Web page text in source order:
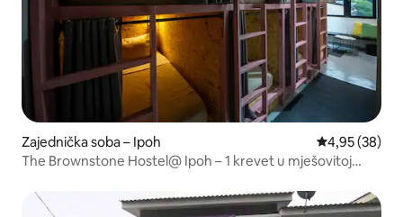
Zajednička soba – Ipoh Prosječna
4,95 (38)
The Brownstone Hostel@ Ipoh – 1 krevet u mješovitoj